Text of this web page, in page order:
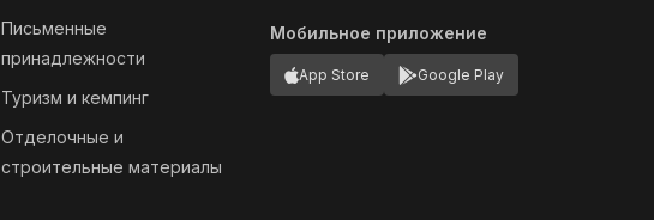
Письменные
принадлежности
Туризм и кемпинг
Отделочные и
строительные материалы
Мобильное приложение
App Store Google Play